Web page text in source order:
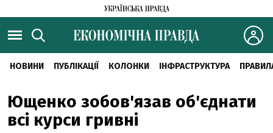
НОВИНИ ПУБЛІКАЦІЇ КОЛОНКИ ІНФРАСТРУКТУРА
Ющенко зобов'язав об'єднати
всі курси гривні